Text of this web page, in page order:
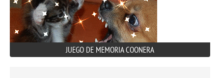
JUEGO DE MEMORIA COONERA